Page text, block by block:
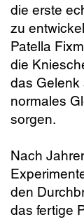
die erste
zu
Patella
die
das Gelenk
normales
sorgen.
Nach
den
das fertige